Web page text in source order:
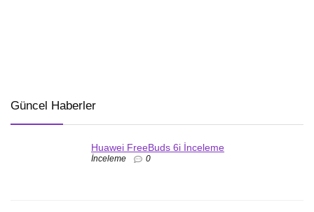
Güncel Haberler
Huawei FreeBuds 6i İnceleme
İnceleme 0